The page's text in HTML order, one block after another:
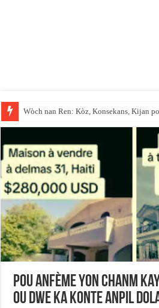
Wòch nan Ren: Kòz, Konsekans, Kijan
Anbasad peyi Dayiti an Repiblik
Pou anfème yon chanm
ou dwe ka konte anpil